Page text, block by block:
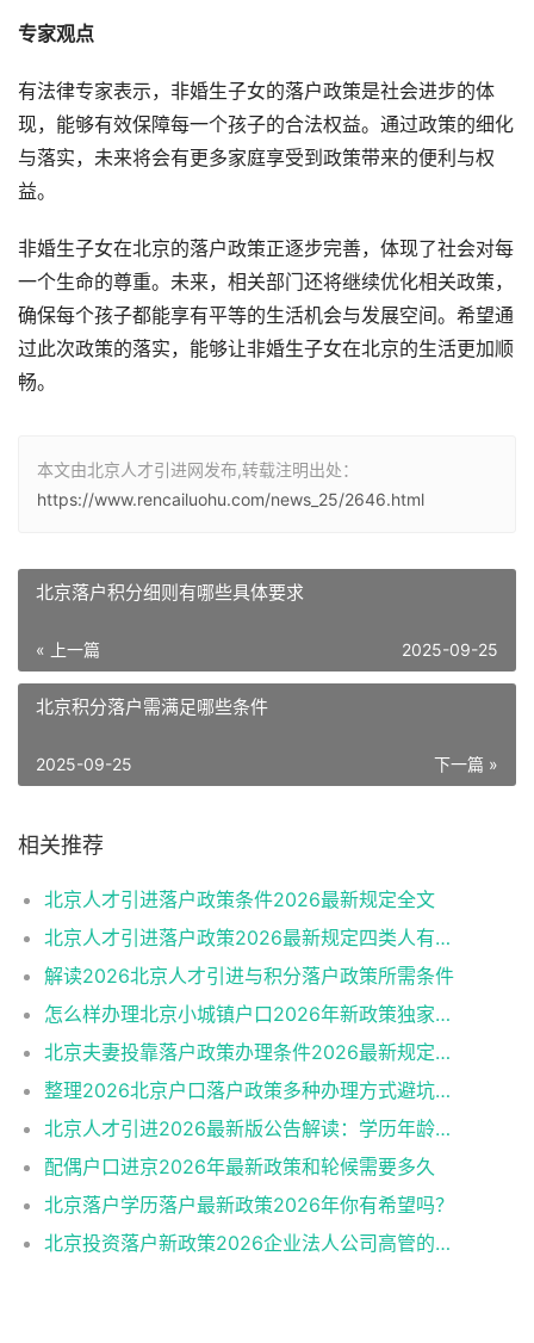
专家观点
有法律专家表示，非婚生子女的落户政策是社会进步的体
现，能够有效保障每一个孩子的合法权益。通过政策的细化
与落实，未来将会有更多家庭享受到政策带来的便利与权
益。
非婚生子女在北京的落户政策正逐步完善，体现了社会对每
一个生命的尊重。未来，相关部门还将继续优化相关政策，
确保每个孩子都能享有平等的生活机会与发展空间。希望通
过此次政策的落实，能够让非婚生子女在北京的生活更加顺
畅。
本文由北京人才引进网发布,转载注明出处：
https://www.rencailuohu.com/news_25/2646.html
北京落户积分细则有哪些具体要求
« 上一篇 2025-09-25
北京积分落户需满足哪些条件
下一篇 »
2025-09-25
相关推荐
北京人才引进落户政策条件2026最新规定全文
北京人才引进落户政策2026最新规定四类人有资格
解读2026北京人才引进与积分落户政策所需条件
怎么样办理北京小城镇户口2026年新政策独家解读
北京夫妻投靠落户政策办理条件2026最新规定消息
整理2026北京户口落户政策多种办理方式避坑指南
北京人才引进2026最新版公告解读：学历年龄是门槛
配偶户口进京2026年最新政策和轮候需要多久
北京落户学历落户最新政策2026年你有希望吗？
北京投资落户新政策2026企业法人公司高管的福音